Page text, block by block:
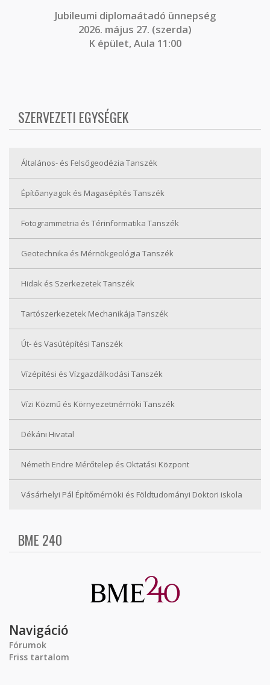
Jubileumi diplomaátadó ünnepség
2026. május 27. (szerda)
K épület, Aula 11:00
SZERVEZETI EGYSÉGEK
Általános- és Felsőgeodézia Tanszék
Építőanyagok és Magasépítés Tanszék
Fotogrammetria és Térinformatika Tanszék
Geotechnika és Mérnökgeológia Tanszék
Hidak és Szerkezetek Tanszék
Tartószerkezetek Mechanikája Tanszék
Út- és Vasútépítési Tanszék
Vízépítési és Vízgazdálkodási Tanszék
Vízi Közmű és Környezetmérnöki Tanszék
Dékáni Hivatal
Németh Endre Mérőtelep és Oktatási Központ
Vásárhelyi Pál Építőmérnöki és Földtudományi Doktori iskola
BME 240
Navigáció
Fórumok
Friss tartalom